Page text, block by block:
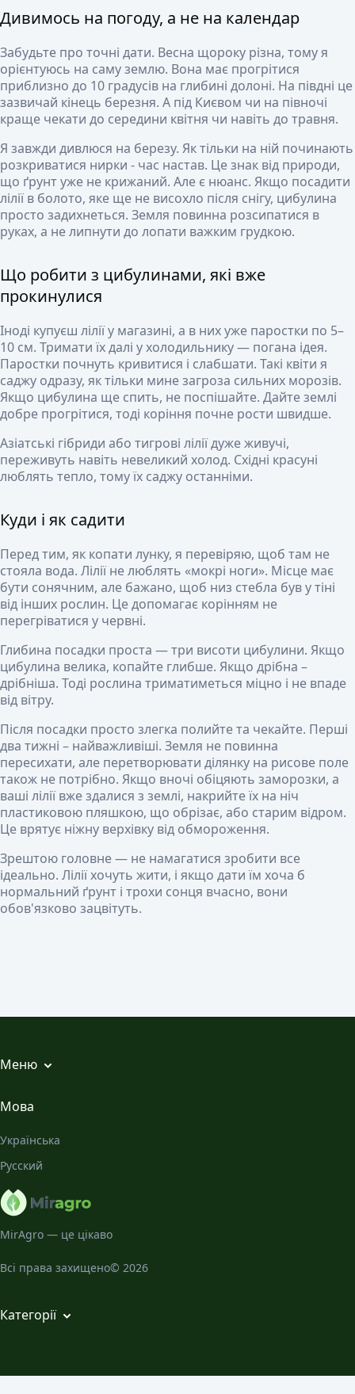
Дивимось на погоду, а не на календар
Забудьте про точні дати. Весна щороку різна, тому я
орієнтуюсь на саму землю. Вона має прогрітися
приблизно до 10 градусів на глибині долоні. На півдні це
зазвичай кінець березня. А під Києвом чи на півночі
краще чекати до середини квітня чи навіть до травня.
Я завжди дивлюся на березу. Як тільки на ній починають
розкриватися нирки - час настав. Це знак від природи,
що ґрунт уже не крижаний. Але є нюанс. Якщо посадити
лілії в болото, яке ще не висохло після снігу, цибулина
просто задихнеться. Земля повинна розсипатися в
руках, а не липнути до лопати важким грудкою.
Що робити з цибулинами, які вже
прокинулися
Іноді купуєш лілії у магазині, а в них уже паростки по 5–
10 см. Тримати їх далі у холодильнику — погана ідея.
Паростки почнуть кривитися і слабшати. Такі квіти я
саджу одразу, як тільки мине загроза сильних морозів.
Якщо цибулина ще спить, не поспішайте. Дайте землі
добре прогрітися, тоді коріння почне рости швидше.
Азіатські гібриди або тигрові лілії дуже живучі,
переживуть навіть невеликий холод. Східні красуні
люблять тепло, тому їх саджу останніми.
Куди і як садити
Перед тим, як копати лунку, я перевіряю, щоб там не
стояла вода. Лілії не люблять «мокрі ноги». Місце має
бути сонячним, але бажано, щоб низ стебла був у тіні
від інших рослин. Це допомагає корінням не
перегріватися у червні.
Глибина посадки проста — три висоти цибулини. Якщо
цибулина велика, копайте глибше. Якщо дрібна –
дрібніша. Тоді рослина триматиметься міцно і не впаде
від вітру.
Після посадки просто злегка полийте та чекайте. Перші
два тижні – найважливіші. Земля не повинна
пересихати, але перетворювати ділянку на рисове поле
також не потрібно. Якщо вночі обіцяють заморозки, а
ваші лілії вже здалися з землі, накрийте їх на ніч
пластиковою пляшкою, що обрізає, або старим відром.
Це врятує ніжну верхівку від обмороження.
Зрештою головне — не намагатися зробити все
ідеально. Лілії хочуть жити, і якщо дати їм хоча б
нормальний ґрунт і трохи сонця вчасно, вони
обов'язково зацвітуть.
MirAgro — це цікаво
Всі права захищено© 2026
Меню
Всі статті
Галерея
Про нас
Категорії
Декоративно-листяні садові рослини
Мова
Українська
Русский